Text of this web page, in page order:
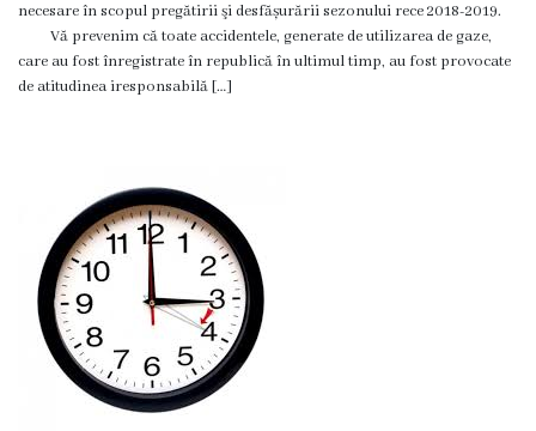
Î.M
,,Servicii
Comunal
Locative”
or.Rezina.
Î.M
,,
Piața
necesare în scopul pregătirii şi desfășurării sezonului rece 2018-2019.
Vă prevenim că toate accidentele, generate de utilizarea de gaze,
care au fost înregistrate în republică în ultimul timp, au fost provocate
de atitudinea iresponsabilă […]